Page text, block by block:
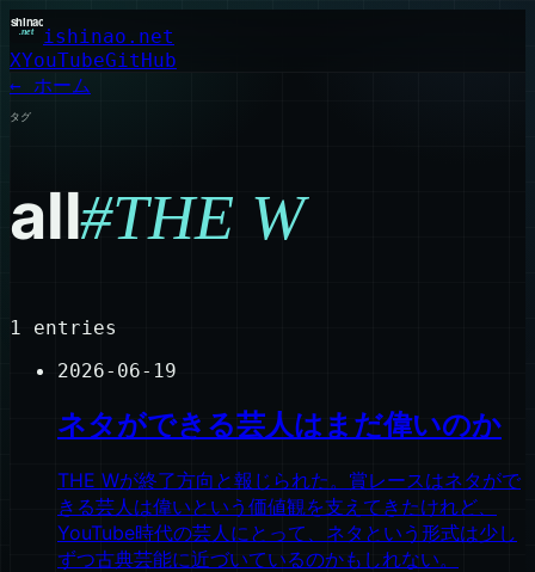
ishinao.net
XYouTubeGitHub
← ホーム
タグ
all#THE W
1
entries
2026-06-19
ネタができる芸人はまだ偉いのか
THE Wが終了方向と報じられた。賞レースはネタがで
きる芸人は偉いという価値観を支えてきたけれど、
YouTube時代の芸人にとって、ネタという形式は少し
ずつ古典芸能に近づいているのかもしれない。